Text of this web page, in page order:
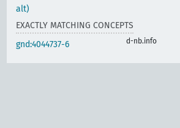
alt)
EXACTLY MATCHING CONCEPTS
gnd:4044737-6
d-nb.info